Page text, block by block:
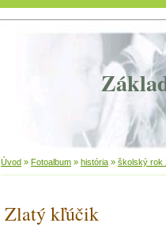
Úvod » Fotoalbum » história » školský rok
Zlatý kľúčik